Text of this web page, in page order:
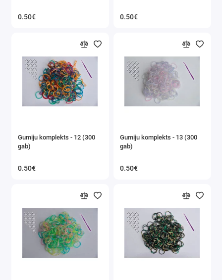
0.50€ 0.50€
Gumiju komplekts - 12 (300
gab)
0.50€
Gumiju komplekts - 13 (300
gab)
0.50€